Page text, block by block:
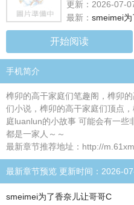
更新：2026-07-
最新： smeimei
开始阅读
手机简介
榫卯的高干家庭们笔趣阁，榫卯
们小说，榫卯的高干家庭们顶点
庭luanlun的小故事 可能会有一些
都是一家人～～
最新章节推荐地址：http://
最新章节预览 更新时间：2026-
smeimei为了香奈儿让哥哥C